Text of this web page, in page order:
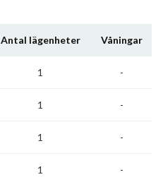
Antal lägenheter Våningar
1 -
1 -
1 -
1 -